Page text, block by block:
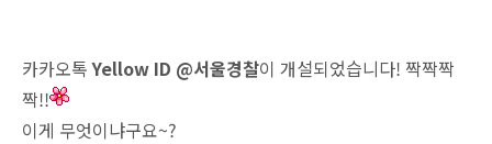
카카오톡Yellow ID @서울경찰이 개설되었습니다! 짝짝짝
짝!!
이게 무엇이냐구요~?